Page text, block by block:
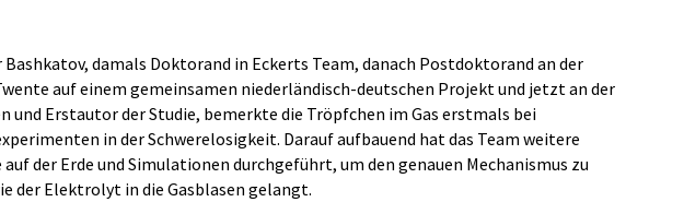
Bashkatov, damals Doktorand in Eckerts Team, danach Postdoktorand an der
auf einem gemeinsamen niederländisch-deutschen Projekt und jetzt an der
und Erstautor der Studie, bemerkte die Tröpfchen im Gas erstmals bei
in der Schwerelosigkeit. Darauf aufbauend hat das Team weitere
der Erde und Simulationen durchgeführt, um den genauen Mechanismus zu
der Elektrolyt in die Gasblasen gelangt.